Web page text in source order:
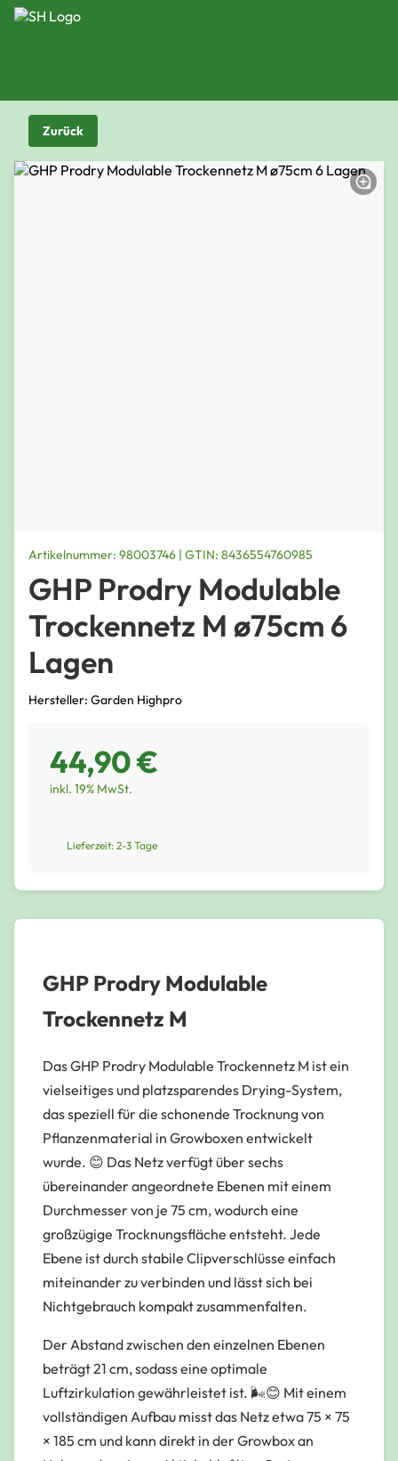
Zurück
Artikelnummer: 98003746 | GTIN: 8436554760985
GHP Prodry Modulable
Trockennetz M ø75cm 6
Lagen
Hersteller: Garden Highpro
44,90 €
inkl. 19% MwSt.
Lieferzeit: 2-3 Tage
GHP Prodry Modulable
Trockennetz M
Das GHP Prodry Modulable Trockennetz M ist ein
vielseitiges und platzsparendes Drying-System,
das speziell für die schonende Trocknung von
Pflanzenmaterial in Growboxen entwickelt
wurde. 😊 Das Netz verfügt über sechs
übereinander angeordnete Ebenen mit einem
Durchmesser von je 75 cm, wodurch eine
großzügige Trocknungsfläche entsteht. Jede
Ebene ist durch stabile Clipverschlüsse einfach
miteinander zu verbinden und lässt sich bei
Nichtgebrauch kompakt zusammenfalten.
Der Abstand zwischen den einzelnen Ebenen
beträgt 21 cm, sodass eine optimale
Luftzirkulation gewährleistet ist. 🌬😊 Mit einem
vollständigen Aufbau misst das Netz etwa 75 × 75
× 185 cm und kann direkt in der Growbox an